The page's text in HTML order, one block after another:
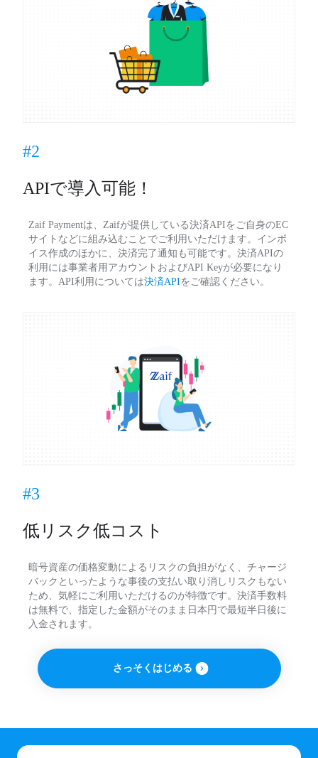
#2
APIで導入可能！
Zaif Paymentは、Zaifが提供している決済APIをご自身のEC
サイトなどに組み込むことでご利用いただけます。インボ
イス作成のほかに、決済完了通知も可能です。決済APIの
利用には事業者用アカウントおよびAPI Keyが必要になり
ます。API利用については決済APIをご確認ください。
#3
低リスク低コスト
暗号資産の価格変動によるリスクの負担がなく、チャージ
バックといったような事後の支払い取り消しリスクもない
ため、気軽にご利用いただけるのが特徴です。決済手数料
は無料で、指定した金額がそのまま日本円で最短半日後に
入金されます。
さっそくはじめる